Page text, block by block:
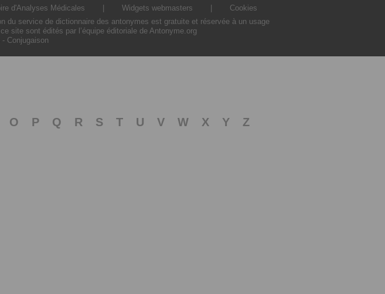
d'Analyses Médicales Widgets webmasters
Cookies
service de dictionnaire des antonymes est gratuite et réservée à un usage
site sont édités par l’équipe éditoriale de Antonyme.org
- Conjugaison
O P Q R S T U V W X Y
Z